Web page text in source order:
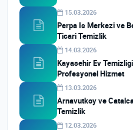
15.03.2026
Perpa Is Merkezi ve
Ticari Temizlik
14.03.2026
Kayasehir Ev
Profesyonel Hizmet
13.03.2026
Arnavutkoy ve
Temizlik
12.03.2026